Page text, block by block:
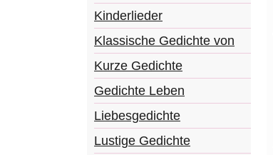
Kinderlieder
Klassische Gedichte von
Kurze Gedichte
Gedichte Leben
Liebesgedichte
Lustige Gedichte